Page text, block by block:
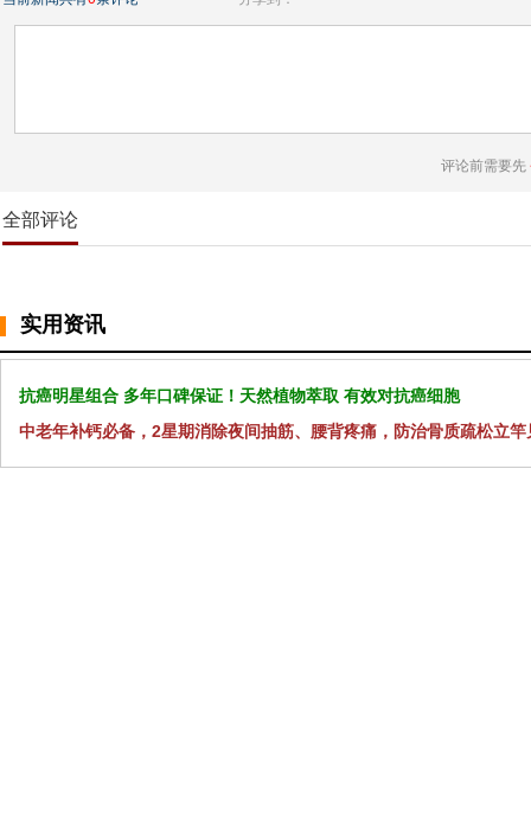
评论前需要先
全部评论
实用资讯
抗癌明星组合 多年口碑保证！天然植物萃取 有效对抗癌细胞
中老年补钙必备，2星期消除夜间抽筋、腰背疼痛，防治骨质疏松立竿